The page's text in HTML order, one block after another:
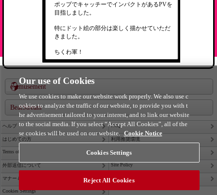
ポップでキャッチーでインパクトがあるPVを
目指しました。
特にドット絵の部分は楽しく描かせていただ
きました。
ちくわ軍！
e-amusement
BeatStream
ヘルプ FAQ
はじめての方 利用推奨環境
Terms of Service Privacy Policy
外部送信について Site Policy
マナー＆ルール Contact Us
Cookies Settings
Our use of Cookies
We use cookies to make our website work properly. We also use c
ookies to analyze the traffic of our website, to provide you with t
he advertisement tailored to your interest, and to link our website
to the social media. If you select “Accept All Cookies”, all of the
se cookies will be used on our website. Cookie Notice
Cookies Settings
Reject All Cookies